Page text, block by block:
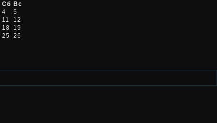
Сб Вс
4
5
11
12
18
19
25 26